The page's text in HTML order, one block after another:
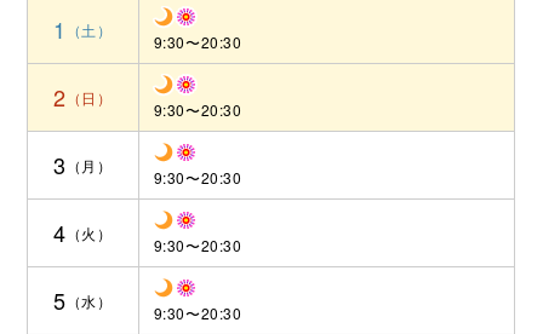
1 9:30〜20:30
2 9:30〜20:30
3 9:30〜20:30
4 9:30〜20:30
5 9:30〜20:30